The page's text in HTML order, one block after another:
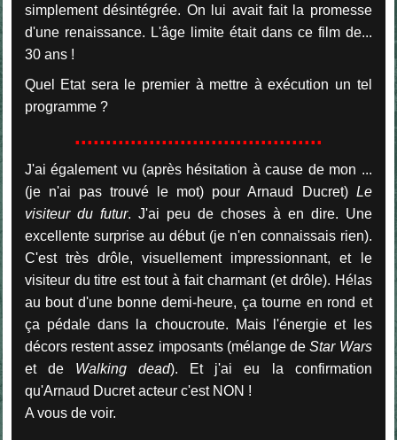
simplement désintégrée. On lui avait fait la promesse
d'une renaissance. L'âge limite était dans ce film de...
30 ans !
Quel Etat sera le premier à mettre à exécution un tel
programme ?
........................................
J'ai également vu (après hésitation à cause de mon ...
(je n'ai pas trouvé le mot) pour Arnaud Ducret) Le
visiteur du futur. J'ai peu de choses à en dire. Une
excellente surprise au début (je n'en connaissais rien).
C'est très drôle, visuellement impressionnant, et le
visiteur du titre est tout à fait charmant (et drôle). Hélas
au bout d'une bonne demi-heure, ça tourne en rond et
ça pédale dans la choucroute. Mais l'énergie et les
décors restent assez imposants (mélange deStar Wars
et de Walking dead). Et j'ai eu la confirmation
qu'Arnaud Ducret acteur c'est NON !
A vous de voir.